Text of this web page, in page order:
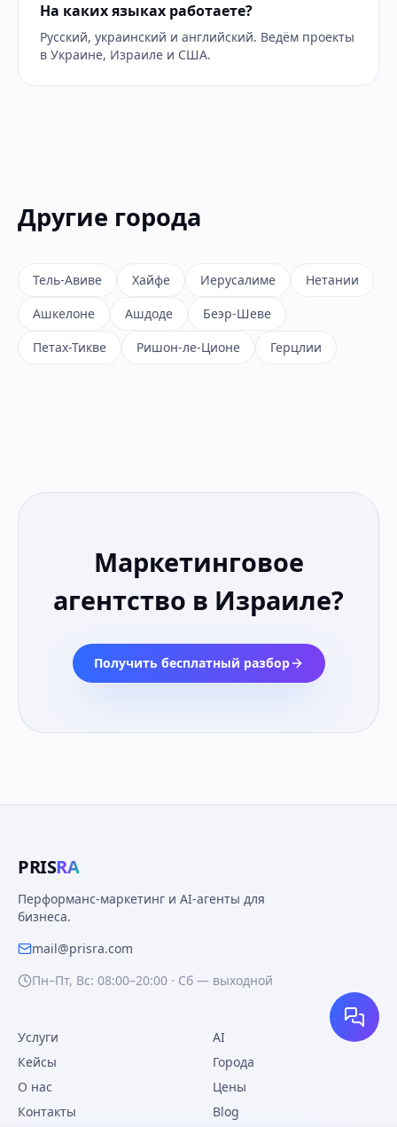
На каких языках работаете?
Русский, украинский и английский. Ведём проекты
в Украине, Израиле и США.
Другие города
Тель-Авиве Хайфе Иерусалиме
Нетании
Ашкелоне
Ашдоде
Беэр-Шеве
Петах-Тикве
Ришон-ле-Ционе Герцлии
Маркетинговое
агентство в Израиле?
Получить бесплатный разбор
PRISRA
Перформанс-маркетинг и AI-агенты для
бизнеса.
mail@prisra.com
Пн–Пт, Вс: 08:00–20:00 · Сб — выходной
Услуги
AI
Кейсы
Города
О нас
Цены
Контакты
Blog